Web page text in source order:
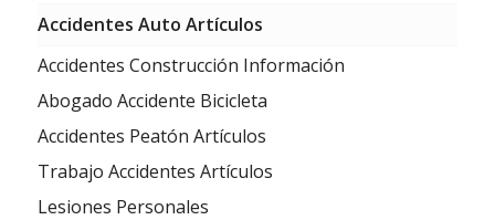
Accidentes Auto Artículos
Accidentes Construcción Información
Abogado Accidente Bicicleta
Accidentes Peatón Artículos
Trabajo Accidentes Artículos
Lesiones Personales